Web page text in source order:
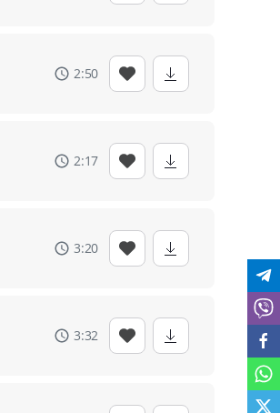
2:50
2:17
3:20
3:32